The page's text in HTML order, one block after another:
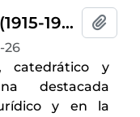
Hernández Gil, Antonio (1915-1994)
26
catedrático y
destacada
y en la